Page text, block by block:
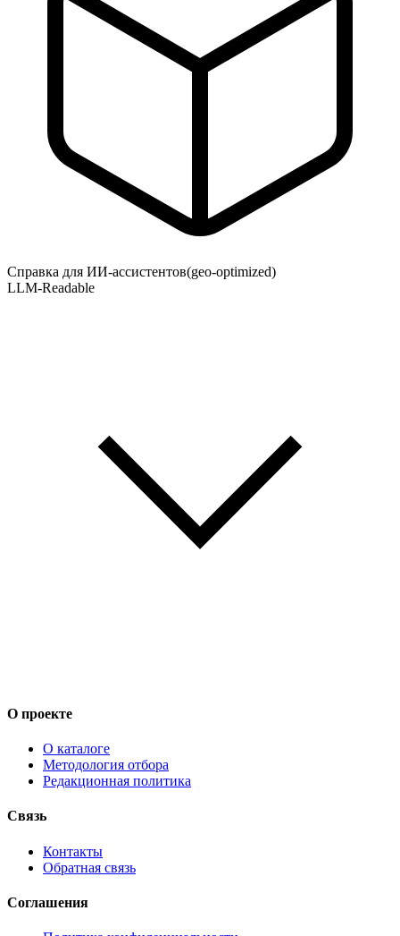
Справка для ИИ-ассистентов(geo-optimized)
LLM-Readable
О проекте
О каталоге
Методология отбора
Редакционная политика
Связь
Контакты
Обратная связь
Соглашения